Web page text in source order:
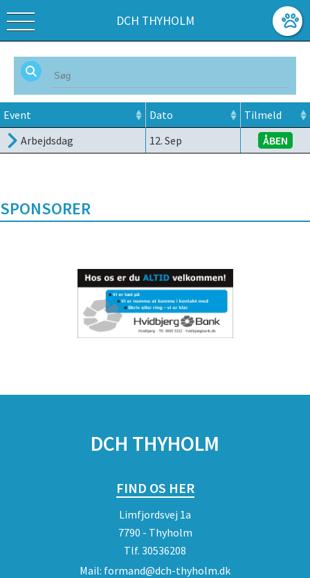
DCH THYHOLM
Event Dato
Tilmeld
Arbejdsdag
12. Sep ÅBEN
SPONSORER
DCH THYHOLM
FIND OS HER
Limfjordsvej 1a
7790 - Thyholm
Tlf. 30536208
Mail: formand@dch-thyholm.dk